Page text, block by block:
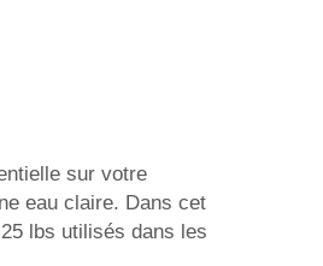
sur votre
eau claire. Dans cet
lbs utilisés dans les